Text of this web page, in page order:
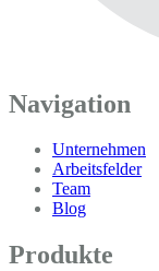
Navigation
Unternehmen
Arbeitsfelder
Team
Blog
Produkte